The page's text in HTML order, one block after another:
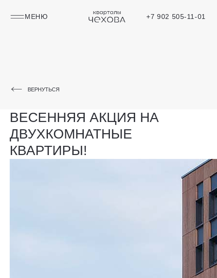
МЕНЮ +7 902 505-11-01
ВЕСЕННЯЯ АКЦИЯ НА
ДВУХКОМНАТНЫЕ
КВАРТИРЫ!